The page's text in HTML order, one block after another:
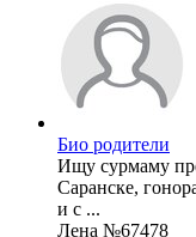
Био родители
Ищу сурмаму
Саранске,
и с ...
Лена №67478